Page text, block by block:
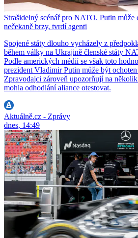
Strašidelný scénář pro NATO. Putin může
nečekaně brzy, tvrdí agenti
Spojené státy dlouho vycházely z
během války na Ukrajině členské státy
Podle amerických médií se však toto
prezident Vladimir Putin může být
Zpravodajci zároveň upozorňují na
mohla odhodlání aliance otestovat.
Aktuálně.cz - Zprávy
dnes, 14:49